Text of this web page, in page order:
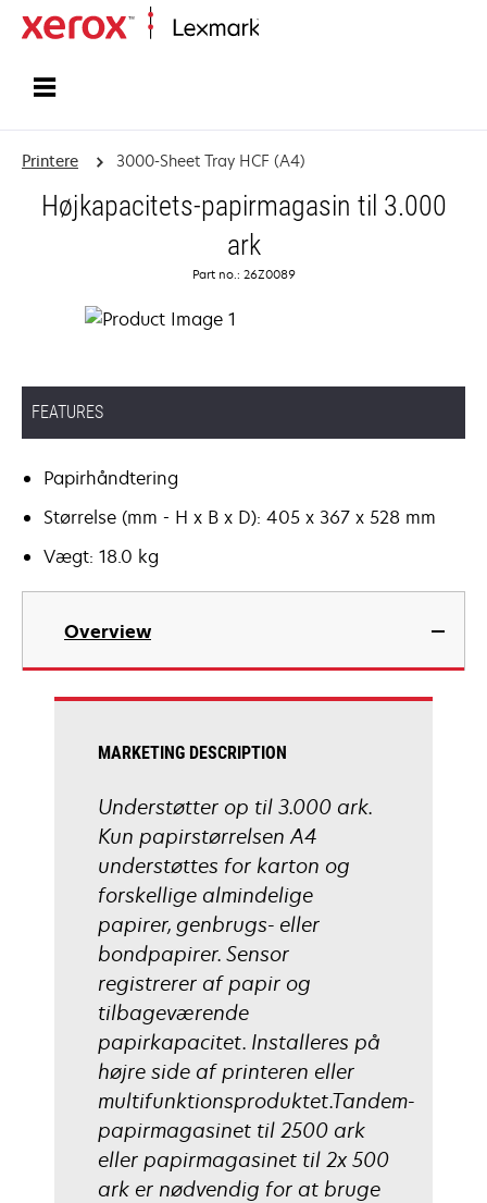
Printere 3000-Sheet Tray HCF (A4)
Højkapacitets-papirmagasin til 3.000
ark
Part no.: 26Z0089
FEATURES
Papirhåndtering
Størrelse (mm - H x B x D): 405 x 367 x 528 mm
Vægt: 18.0 kg
Overview
MARKETING DESCRIPTION
Understøtter op til 3.000 ark.
Kun papirstørrelsen A4
understøttes for karton og
forskellige almindelige
papirer, genbrugs- eller
bondpapirer. Sensor
registrerer af papir og
tilbageværende
papirkapacitet. Installeres på
højre side af printeren eller
multifunktionsproduktet.Tandem-
papirmagasinet til 2500 ark
eller papirmagasinet til 2x 500
ark er nødvendig for at bruge